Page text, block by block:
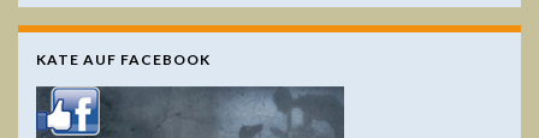
KATE AUF FACEBOOK